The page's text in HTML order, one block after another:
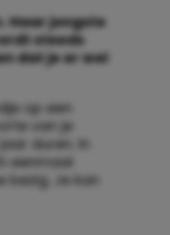
Haar jongste
steeds
dat je er wel
op een
van je
duren. In
eenmaal
bezig. Je kan